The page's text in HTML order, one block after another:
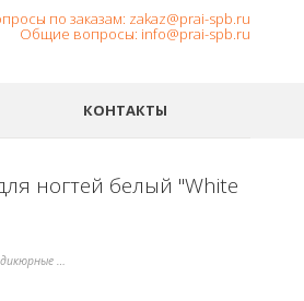
по заказам: zakaz@prai-spb.ru
Общие вопросы: info@prai-spb.ru
КОНТАКТЫ
ногтей белый "White
пилки